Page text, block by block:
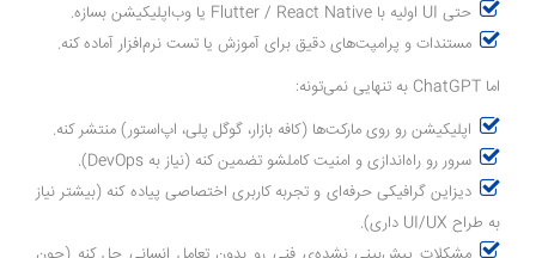
حتی UI اولیه با Flutter / React Native یا وب‌اپلیکیشن بسازه.
مستندات و پرامپت‌های دقیق برای آموزش یا تست نرم‌افزار آماده کنه.
اما ChatGPT به تنهایی نمی‌تونه:
اپلیکیشن رو روی مارکت‌ها (کافه بازار، گوگل پلی، اپ‌استور) منتشر کنه.
سرور رو راه‌اندازی و امنیت کاملشو تضمین کنه (نیاز به DevOps).
دیزاین گرافیکی حرفه‌ای و تجربه کاربری اختصاصی پیاده کنه (بیشتر نیاز
به طراح UI/UX داری).